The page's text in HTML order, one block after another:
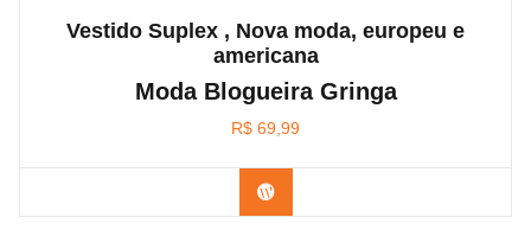
Vestido Suplex , Nova moda, europeu e
americana
Moda Blogueira Gringa
R$ 69,99
Confira na Amazon